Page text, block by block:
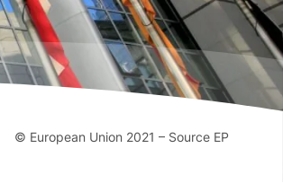
© European Union 2021 – Source EP